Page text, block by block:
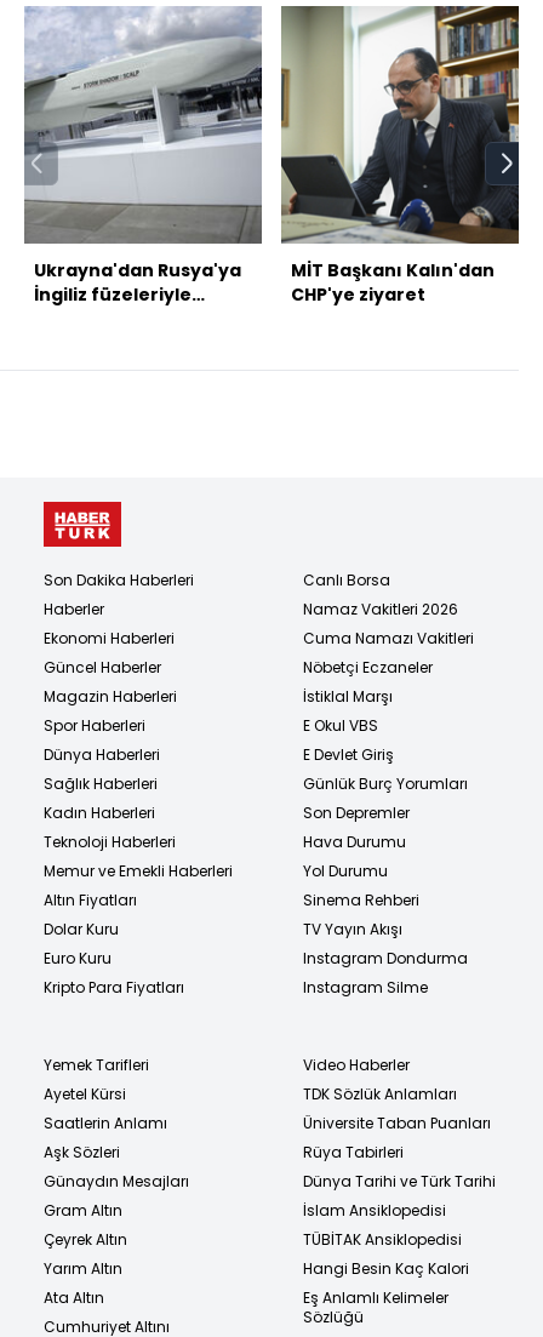
Ukrayna'dan Rusya'ya
İngiliz füzeleriyle
MİT Başkanı Kalın'dan
CHP'ye ziyaret
Son Dakika Haberleri
Haberler
Ekonomi Haberleri
Güncel Haberler
Magazin Haberleri
Spor Haberleri
Dünya Haberleri
Sağlık Haberleri
Kadın Haberleri
Teknoloji Haberleri
Memur ve Emekli Haberleri
Altın Fiyatları
Dolar Kuru
Euro Kuru
Kripto Para Fiyatları
Canlı Borsa
Namaz Vakitleri 2026
Cuma Namazı Vakitleri
Nöbetçi Eczaneler
İstiklal Marşı
E Okul VBS
E Devlet Giriş
Günlük Burç Yorumları
Son Depremler
Hava Durumu
Yol Durumu
Sinema Rehberi
TV Yayın Akışı
Instagram Dondurma
Instagram Silme
Yemek Tarifleri
Ayetel Kürsi
Saatlerin Anlamı
Aşk Sözleri
Günaydın Mesajları
Gram Altın
Çeyrek Altın
Yarım Altın
Ata Altın
Cumhuriyet Altını
Video Haberler
TDK Sözlük Anlamları
Üniversite Taban Puanları
Rüya Tabirleri
Dünya Tarihi ve Türk Tarihi
İslam Ansiklopedisi
TÜBİTAK Ansiklopedisi
Hangi Besin Kaç Kalori
Eş Anlamlı Kelimeler
Sözlüğü